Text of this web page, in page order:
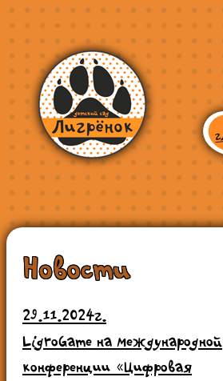
Новости
29.11.2024г.
LigroGame на международной
конференции «Цифровая